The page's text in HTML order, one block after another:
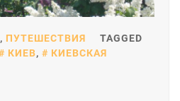
, ПУТЕШЕСТВИЯ
TAGGED
КИЕВ,
КИЕВСКАЯ